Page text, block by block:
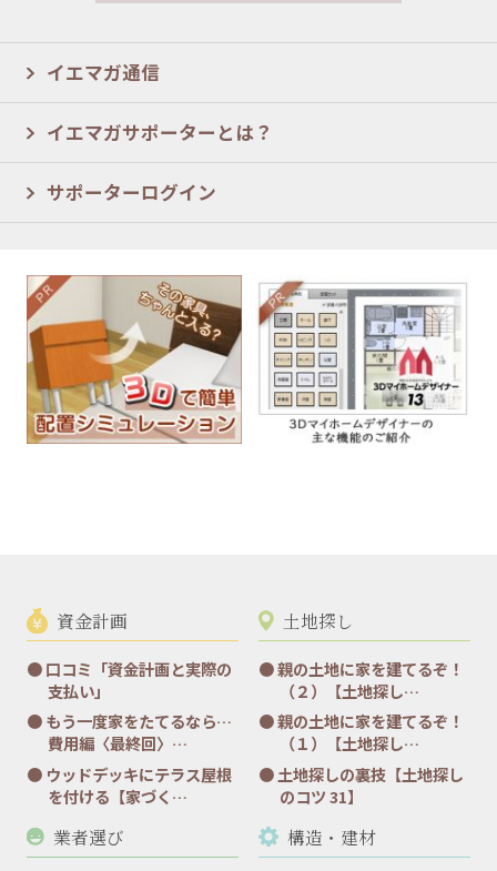
イエマガ通信
イエマガサポーターとは？
サポーターログイン
資金計画
口コミ「資金計画と実際の
支払い」
もう一度家をたてるなら…
費用編〈最終回〉…
ウッドデッキにテラス屋根
を付ける【家づく…
土地探し
親の土地に家を建てるぞ！
（２）【土地探し…
親の土地に家を建てるぞ！
（１）【土地探し…
土地探しの裏技【土地探し
のコツ 31】
業者選び 構造・建材